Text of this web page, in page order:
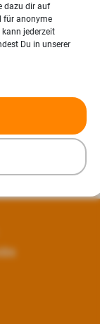
dazu dir auf
für anonyme
jederzeit
Du in unserer